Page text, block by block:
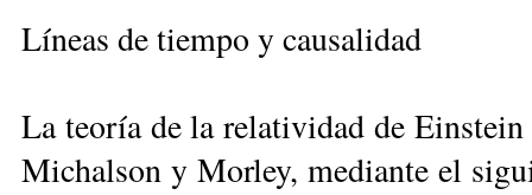
Líneas de tiempo y causalidad
La teoría de la relatividad de
Michalson y Morley, mediante el